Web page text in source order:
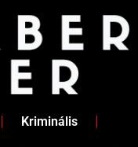
Kriminális